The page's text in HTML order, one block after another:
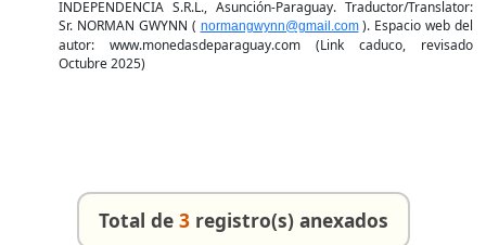
INDEPENDENCIA S.R.L., Asunción-Paraguay. Traductor/Translator:
Sr. NORMAN GWYNN ( normangwynn@gmail.com). Espacio web del
autor: www.monedasdeparaguay.com (Link caduco, revisado
Octubre 2025)
Total de 3 registro(s) anexados